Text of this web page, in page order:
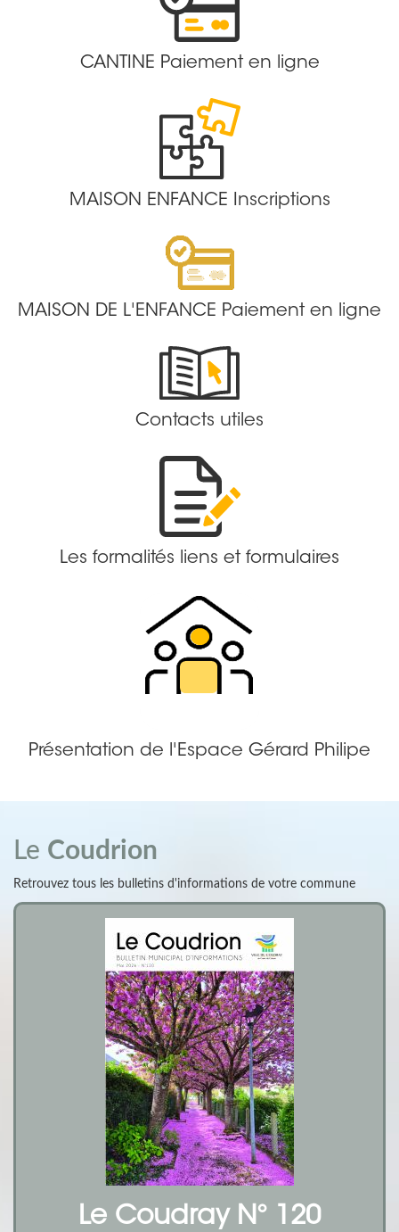
CANTINE Paiement en ligne
MAISON ENFANCE Inscriptions
MAISON DE L'ENFANCE Paiement en ligne
Contacts utiles
Les formalités liens et formulaires
Présentation de l'Espace Gérard Philipe
Le Coudrion
Retrouvez tous les bulletins d'informations de votre commune
Le Coudray N° 120